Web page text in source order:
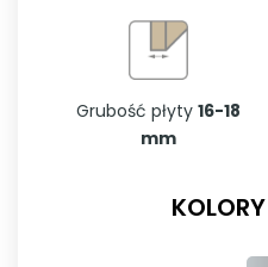
Grubość płyty 16-18
mm